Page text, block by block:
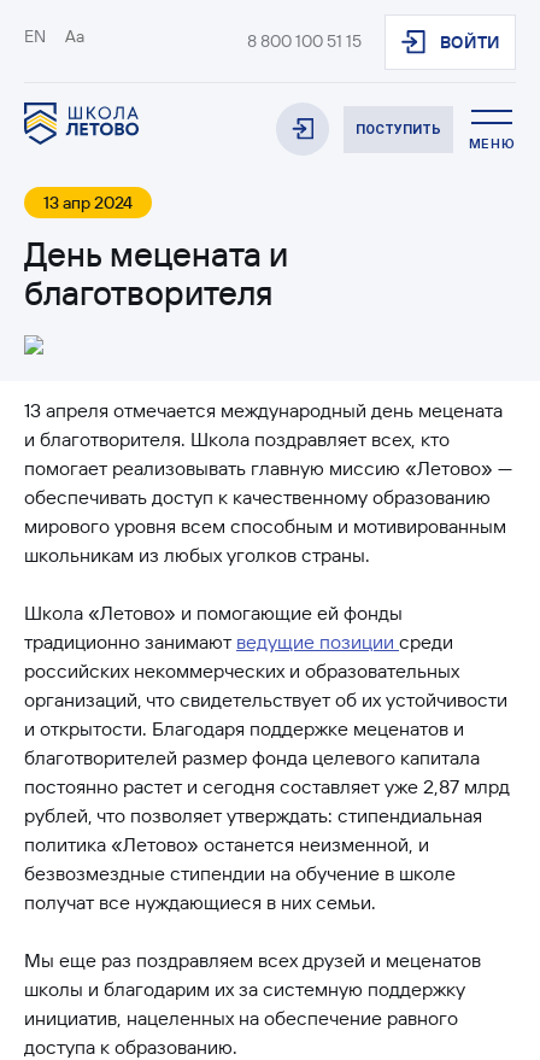
EN Aa 8 800 100 51 15 ВОЙТИ
ПОСТУПИТЬ
МЕНЮ
13 апр 2024
День мецената и
благотворителя
13 апреля отмечается международный день мецената
и благотворителя. Школа поздравляет всех, кто
помогает реализовывать главную миссию «Летово» —
обеспечивать доступ к качественному образованию
мирового уровня всем способным и мотивированным
школьникам из любых уголков страны.
Школа «Летово» и помогающие ей фонды
традиционно занимают ведущие позиции среди
российских некоммерческих и образовательных
организаций, что свидетельствует об их устойчивости
и открытости. Благодаря поддержке меценатов и
благотворителей размер фонда целевого капитала
постоянно растет и сегодня составляет уже 2,87 млрд
рублей, что позволяет утверждать: стипендиальная
политика «Летово» останется неизменной, и
безвозмездные стипендии на обучение в школе
получат все нуждающиеся в них семьи.
Мы еще раз поздравляем всех друзей и меценатов
школы и благодарим их за системную поддержку
инициатив, нацеленных на обеспечение равного
доступа к образованию.